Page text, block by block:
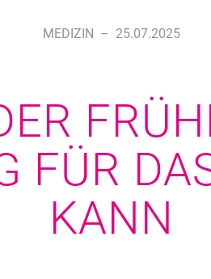
MEDIZIN – 25.07.2025
FÜR
KANN